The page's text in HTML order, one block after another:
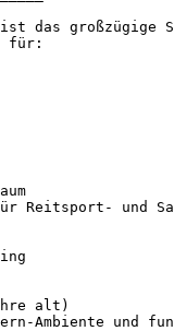
das großzügige
für:
Ambiente